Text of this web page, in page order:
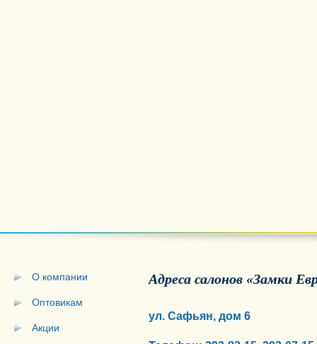
О компании
Оптовикам
Акции
Адреса салонов «Замки
ул. Сафьян, дом 6